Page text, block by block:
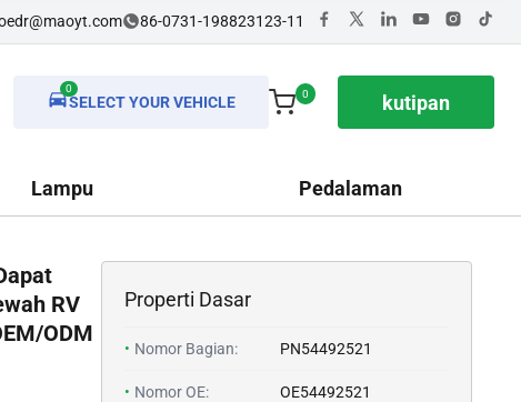
86-0731-198823123-11
0
SELECT YOUR VEHICLE 0 kutipan
Lampu Pedalaman
RV
ODM
Properti Dasar
• Nomor Bagian: PN54492521
• Nomor OE: OE54492521